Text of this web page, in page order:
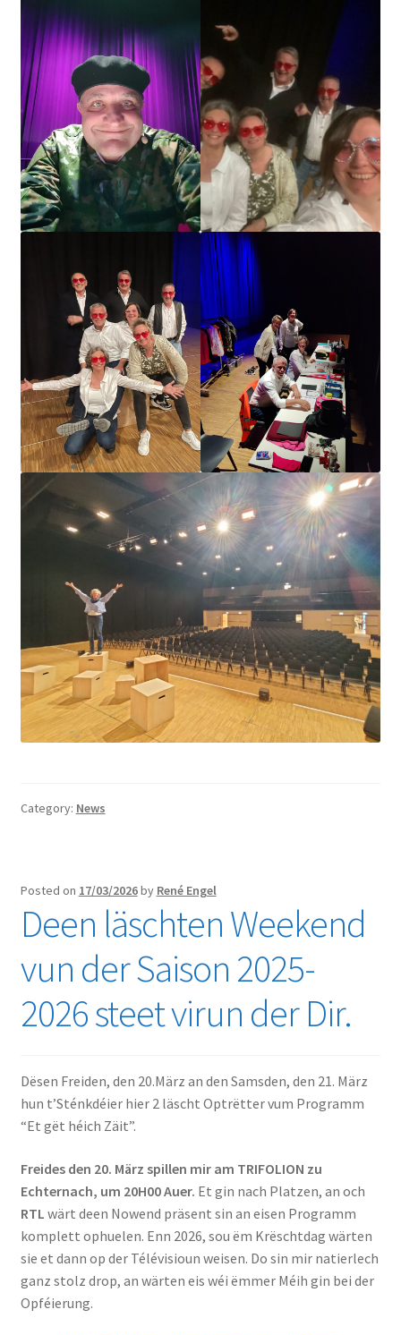
Category: News
Posted on 17/03/2026by René Engel
Deen läschten Weekend
vun der Saison 2025-
2026 steet virun der Dir.
Dësen Freiden, den 20.März an den Samsden, den 21. März
hun t’Sténkdéier hier 2 läscht Optrëtter vum Programm
“Et gët héich Zäit”.
Freides den 20. März spillen mir am TRIFOLION zu
Echternach, um 20H00 Auer. Et gin nach Platzen, an och
RTL wärt deen Nowend präsent sin an eisen Programm
komplett ophuelen. Enn 2026, sou ëm Krëschtdag wärten
sie et dann op der Télévisioun weisen. Do sin mir natierlech
ganz stolz drop, an wärten eis wéi ëmmer Méih gin bei der
Opféierung.